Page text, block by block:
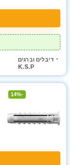
דיבלים וברגים
K.S.P
-14%